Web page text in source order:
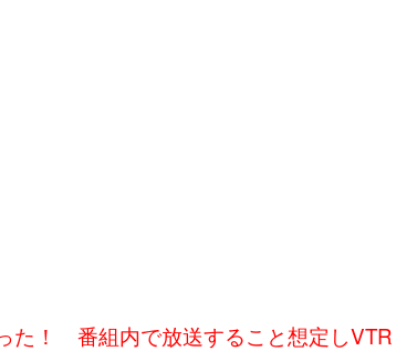
た！ 番組内で放送すること想定しVTR